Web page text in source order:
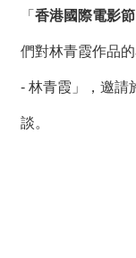
「 香港國際電影
們對林青霞作品
- 林青霞」，邀請
談。